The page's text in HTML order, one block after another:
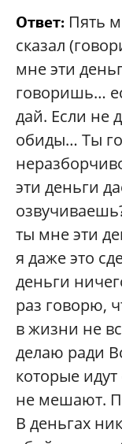
Ответ: Пять
сказал
мне эти
говоришь…
дай. Если не
обиды… Ты
эти деньги
ты мне эти
я даже это
деньги
раз говорю,
в жизни не
делаю ради
которые
не мешают.
В деньгах